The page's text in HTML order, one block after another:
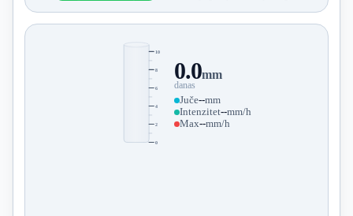
0
2
4
6
8
10
0.0mm
danas
Juče--mm
Intenzitet--mm/h
Max--mm/h